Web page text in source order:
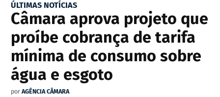
ÚLTIMAS NOTÍCIAS
Câmara aprova projeto que
proíbe cobrança de tarifa
mínima de consumo sobre
água e esgoto
por AGÊNCIA CÂMARA